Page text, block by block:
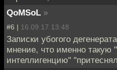
QoMSoL »
#6 | 16.09.17 13:48
Записки убогого
мнение, что именно такую
интеллигенцию"